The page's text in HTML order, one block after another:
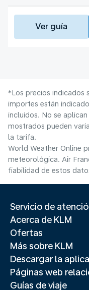
Ver guía
*Los precios indicados
importes están
incluidos. No se
mostrados pueden
la tarifa.
World Weather Online
meteorológica. Air
fiabilidad de estos
Servicio de
Acerca de KLM
Ofertas
Más sobre KLM
Descargar la
Páginas web
Guías de viaje